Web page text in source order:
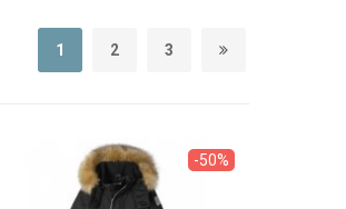
1 2 3
-50%